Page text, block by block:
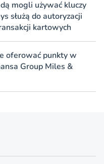
mogli używać kluczy
służą do autoryzacji
kartowych
oferować punkty w
Group Miles &